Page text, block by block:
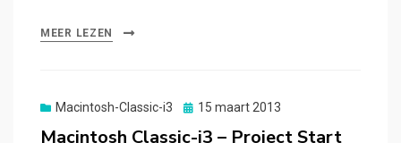
MEER LEZEN
Macintosh-Classic-i3
Gepubliceerd
15 maart 2013
Macintosh Classic-i3 – Project Start